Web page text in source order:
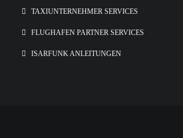
TAXIUNTERNEHMER SERVICES
FLUGHAFEN PARTNER SERVICES
ISARFUNK ANLEITUNGEN